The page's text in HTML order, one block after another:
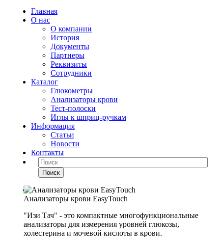
Главная
О нас
О компании
История
Документы
Партнеры
Реквизиты
Сотрудники
Каталог
Глюкометры
Анализаторы крови
Тест-полоски
Иглы к шприц-ручкам
Информация
Статьи
Новости
Контакты
Поиск
Анализаторы крови EasyTouch
"Изи Тач" - это компактные многофункциональные
анализаторы для измерения уровней глюкозы,
холестерина и мочевой кислоты в крови.